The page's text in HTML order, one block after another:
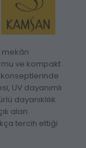
mekân
ve kompakt
konseptlerinde
UV dayanımlı
dayanıklılık
alan
tercih ettiği